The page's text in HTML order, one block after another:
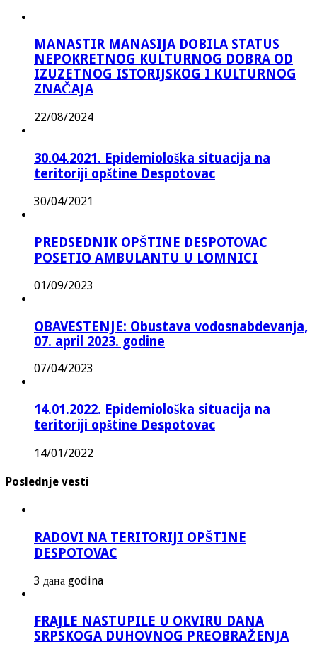
MANASTIR MANASIJA DOBILA STATUS
NEPOKRETNOG KULTURNOG DOBRA OD
IZUZETNOG ISTORIJSKOG I KULTURNOG
ZNAČAJA
22/08/2024
30.04.2021. Epidemiološka situacija na
teritoriji opštine Despotovac
30/04/2021
PREDSEDNIK OPŠTINE DESPOTOVAC
POSETIO AMBULANTU U LOMNICI
01/09/2023
OBAVESTENJE: Obustava vodosnabdevanja,
07. april 2023. godine
07/04/2023
14.01.2022. Epidemiološka situacija na
teritoriji opštine Despotovac
14/01/2022
Poslednje vesti
RADOVI NA TERITORIJI OPŠTINE
DESPOTOVAC
3 дана godina
FRAJLE NASTUPILE U OKVIRU DANA
SRPSKOGA DUHOVNOG PREOBRAŽENJA